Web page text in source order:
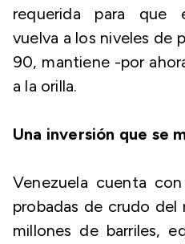
requerida para que
vuelva a los niveles de
90, mantiene -por
a la orilla.
Una inversión que se
Venezuela cuenta
probadas de crudo
millones de barriles,